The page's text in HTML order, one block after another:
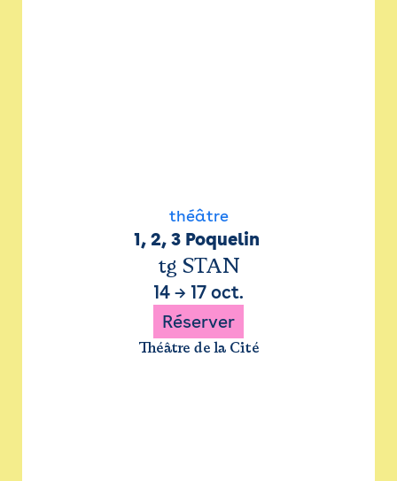
théâtre
1, 2, 3 Poquelin
tg STAN
14 → 17 oct.
Réserver
Théâtre de la Cité